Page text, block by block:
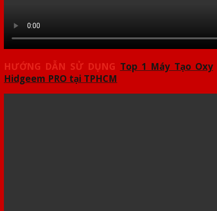
HƯỚNG DẪN SỬ DỤNG Top 1 Máy Tạo Oxy
Hidgeem PRO tại TPHCM